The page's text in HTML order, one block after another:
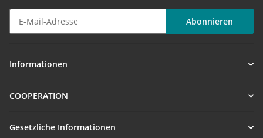
Abonnieren
Informationen
COOPERATION
Gesetzliche Informationen